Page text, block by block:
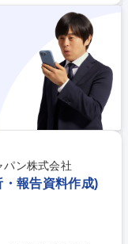
者対応（選考案内な
フォロー（内定者交流
んりくん） ・SNS 運
パン株式会社
・報告資料作成)